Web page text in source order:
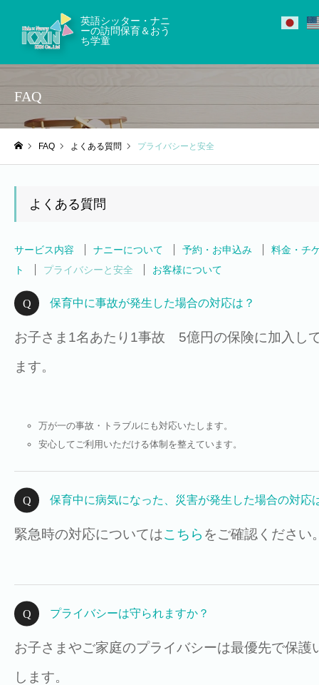
英語シッター・ナニ
ーの訪問保育＆おう
ち学童
FAQ
FAQ よくある質問 プライバシーと安全
よくある質問
サービス内容 ナニーについて 予約・お申込み
料金・チ
ト
プライバシーと安全 お客様について
保育中に事故が発生した場合の対応は？
お子さま1名あたり1事故 5億円の保険に加入し
ます。
万が一の事故・トラブルにも対応いたします。
安心してご利用いただける体制を整えています。
保育中に病気になった、災害が発生した場合の対応
緊急時の対応についてはこちら をご確認ください
プライバシーは守られますか？
お子さまやご家庭のプライバシーは最優先で保護
します。